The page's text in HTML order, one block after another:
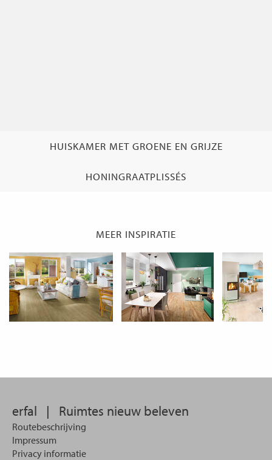
HUISKAMER MET GROENE EN GRIJZE
HONINGRAATPLISSÉS
MEER INSPIRATIE
erfal | Ruimtes nieuw beleven
Routebeschrijving
Impressum
Privacy informatie